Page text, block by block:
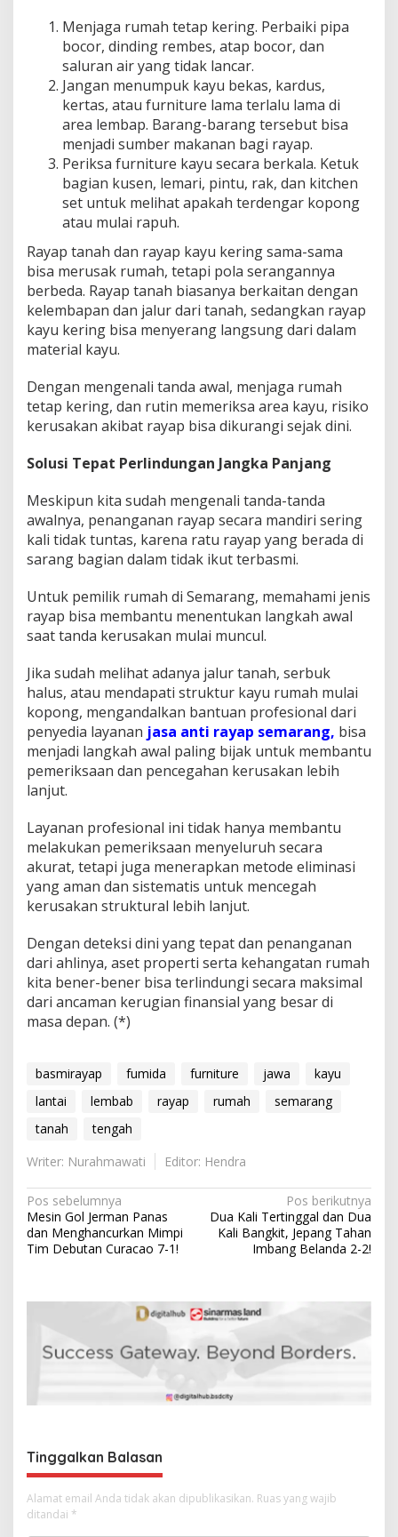
Menjaga rumah tetap kering. Perbaiki pipa
bocor, dinding rembes, atap bocor, dan
saluran air yang tidak lancar.
Jangan menumpuk kayu bekas, kardus,
kertas, atau furniture lama terlalu lama di
area lembap. Barang-barang tersebut bisa
menjadi sumber makanan bagi rayap.
Periksa furniture kayu secara berkala. Ketuk
bagian kusen, lemari, pintu, rak, dan kitchen
set untuk melihat apakah terdengar kopong
atau mulai rapuh.
Rayap tanah dan rayap kayu kering sama-sama
bisa merusak rumah, tetapi pola serangannya
berbeda. Rayap tanah biasanya berkaitan dengan
kelembapan dan jalur dari tanah, sedangkan rayap
kayu kering bisa menyerang langsung dari dalam
material kayu.
Dengan mengenali tanda awal, menjaga rumah
tetap kering, dan rutin memeriksa area kayu, risiko
kerusakan akibat rayap bisa dikurangi sejak dini.
Solusi Tepat Perlindungan Jangka Panjang
Meskipun kita sudah mengenali tanda-tanda
awalnya, penanganan rayap secara mandiri sering
kali tidak tuntas, karena ratu rayap yang berada di
sarang bagian dalam tidak ikut terbasmi.
Untuk pemilik rumah di Semarang, memahami jenis
rayap bisa membantu menentukan langkah awal
saat tanda kerusakan mulai muncul.
Jika sudah melihat adanya jalur tanah, serbuk
halus, atau mendapati struktur kayu rumah mulai
kopong, mengandalkan bantuan profesional dari
penyedia layanan jasa anti rayap semarang, bisa
menjadi langkah awal paling bijak untuk membantu
pemeriksaan dan pencegahan kerusakan lebih
lanjut.
Layanan profesional ini tidak hanya membantu
melakukan pemeriksaan menyeluruh secara
akurat, tetapi juga menerapkan metode eliminasi
yang aman dan sistematis untuk mencegah
kerusakan struktural lebih lanjut.
Dengan deteksi dini yang tepat dan penanganan
dari ahlinya, aset properti serta kehangatan rumah
kita bener-bener bisa terlindungi secara maksimal
dari ancaman kerugian finansial yang besar di
masa depan. (*)
basmirayap fumida furniture jawa
kayu
lantai
lembab rayap rumah
semarang
tanah
tengah
Writer: Nurahmawati
Editor: Hendra
N
a
v
g
p
s
Pos sebelumnya
Mesin Gol Jerman Panas
dan Menghancurkan Mimpi
Tim Debutan Curacao 7-1!
Pos berikutnya
Dua Kali Tertinggal dan Dua
Kali Bangkit, Jepang Tahan
Imbang Belanda 2-2!
Tinggalkan Balasan
Alamat email Anda tidak akan dipublikasikan. Ruas yang wajib
ditandai *